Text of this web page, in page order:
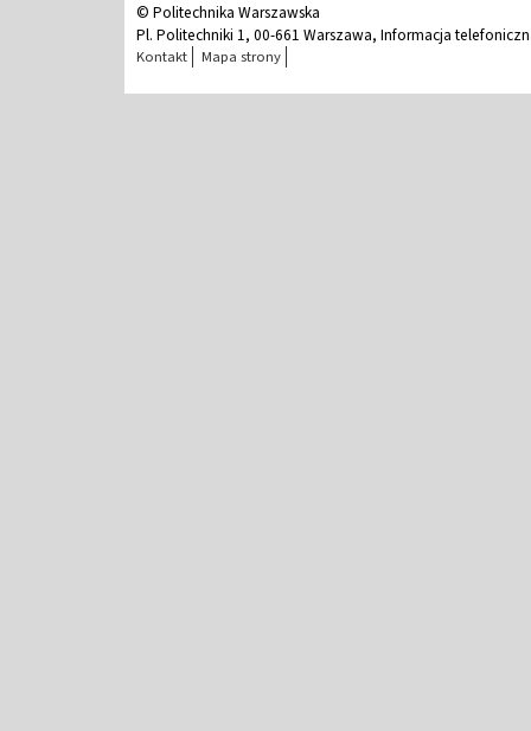
© Politechnika Warszawska
Pl. Politechniki 1, 00-661 Warszawa, Informacja
Kontakt Mapa strony